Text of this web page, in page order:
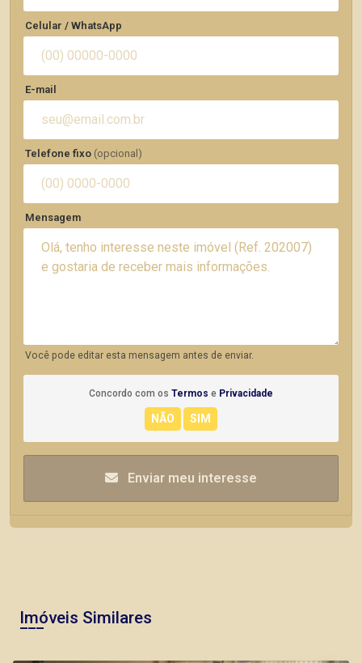
Celular / WhatsApp
E-mail
Telefone fixo (opcional)
Mensagem
Você pode editar esta mensagem antes de enviar.
Concordo com os Termos e Privacidade
Enviar meu interesse
Imóveis Similares